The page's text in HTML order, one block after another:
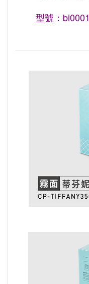
型號：bi0001